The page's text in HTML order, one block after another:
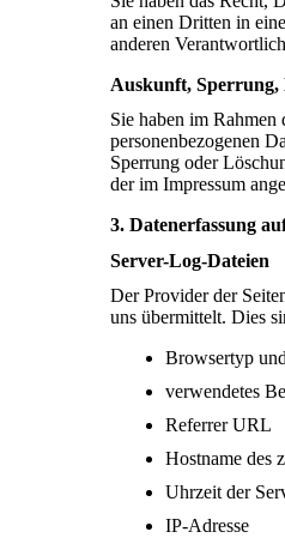
an einen Dritten in
anderen
Auskunft, Sperrung,
Sie haben im
personenbezogenen
Sperrung oder
der im Impressum
3. Datenerfassung
Server-Log-Dateien
Der Provider der
uns übermittelt. Dies
Browsertyp
verwendetes
Referrer URL
Hostname des
Uhrzeit der
IP-Adresse